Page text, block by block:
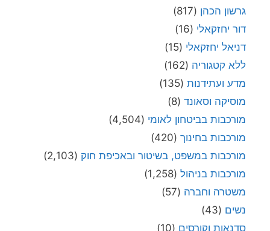
גרשון הכהן (817)
דור יחזקאלי (16)
דניאל יחזקאלי (15)
ללא קטגוריה (162)
מדע ועתידנות (135)
מוסיקה וסאונד (8)
מורכבות בביטחון לאומי (4,504)
מורכבות בחינוך (420)
מורכבות במשפט, בשיטור ובאכיפת חוק (2,103)
מורכבות בניהול (1,258)
משטרה וחברה (57)
נשים (43)
סדנאות וקורסים (10)